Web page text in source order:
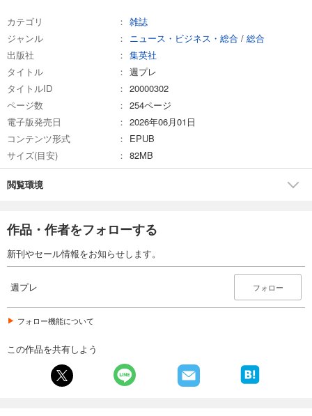
あらすじを表示する
週プレ 2026年4月13日号No.15
あらすじを表示する
週プレ 2026年4月6日号No.13＆14
あらすじを表示する
週プレ 2026年3月23日号No.12
カート
週プレ 2026年3月16日号No.11
円 (税込)
カテゴリ
雑誌
ジャンル
ニュース・ビジネス・総合 / 総合
出版社
集英社
タイトル
週プレ
タイトルID
20000302
ページ数
254ページ
電子版発売日
2026年06月01日
コンテンツ形式
EPUB
サイズ(目安)
82MB
閲覧環境
作品・作者をフォローする
新刊やセール情報をお知らせします。
週プレ フォロー
フォロー機能について
この作品を共有しよう